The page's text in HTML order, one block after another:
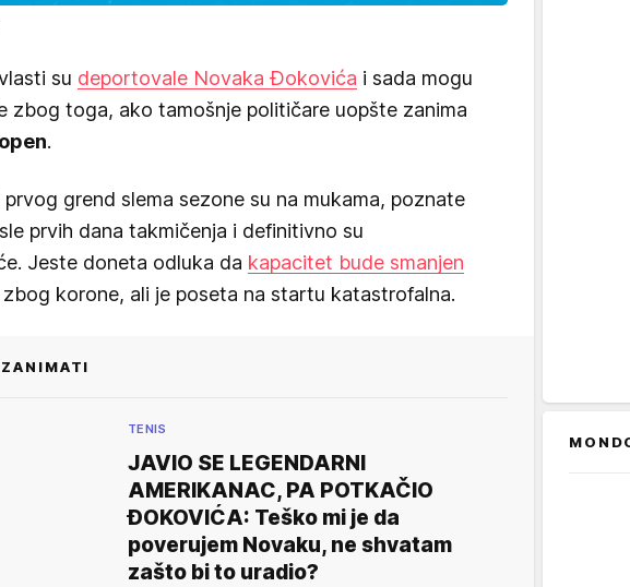
su deportovale Novaka Đokovića i sada mogu
zbog toga, ako tamošnje političare uopšte zanima
.
grend slema sezone su na mukama, poznate
prvih dana takmičenja i definitivno su
Jeste doneta odluka da kapacitet bude smanjen
korone, ali je poseta na startu katastrofalna.
TENIS
JAVIO SE LEGENDARNI
AMERIKANAC, PA POTKAČIO
ĐOKOVIĆA: Teško mi je da
poverujem Novaku, ne shvatam
zašto bi to uradio?